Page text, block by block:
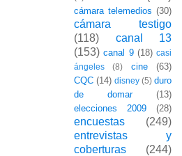
cámara telemedios (30)
cámara testigo
(118)
canal 13
(153) canal 9 (18) casi
ángeles
(8) cine
(63)
CQC (14) disney (5) duro
de domar
(13)
elecciones 2009
(28)
encuestas
(249)
entrevistas y
coberturas
(244)